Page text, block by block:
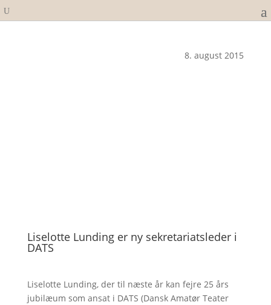
8. august 2015
Liselotte Lunding er ny sekretariatsleder i
DATS
Liselotte Lunding, der til næste år kan fejre 25 års
jubilæum som ansat i DATS (Dansk Amatør Teater